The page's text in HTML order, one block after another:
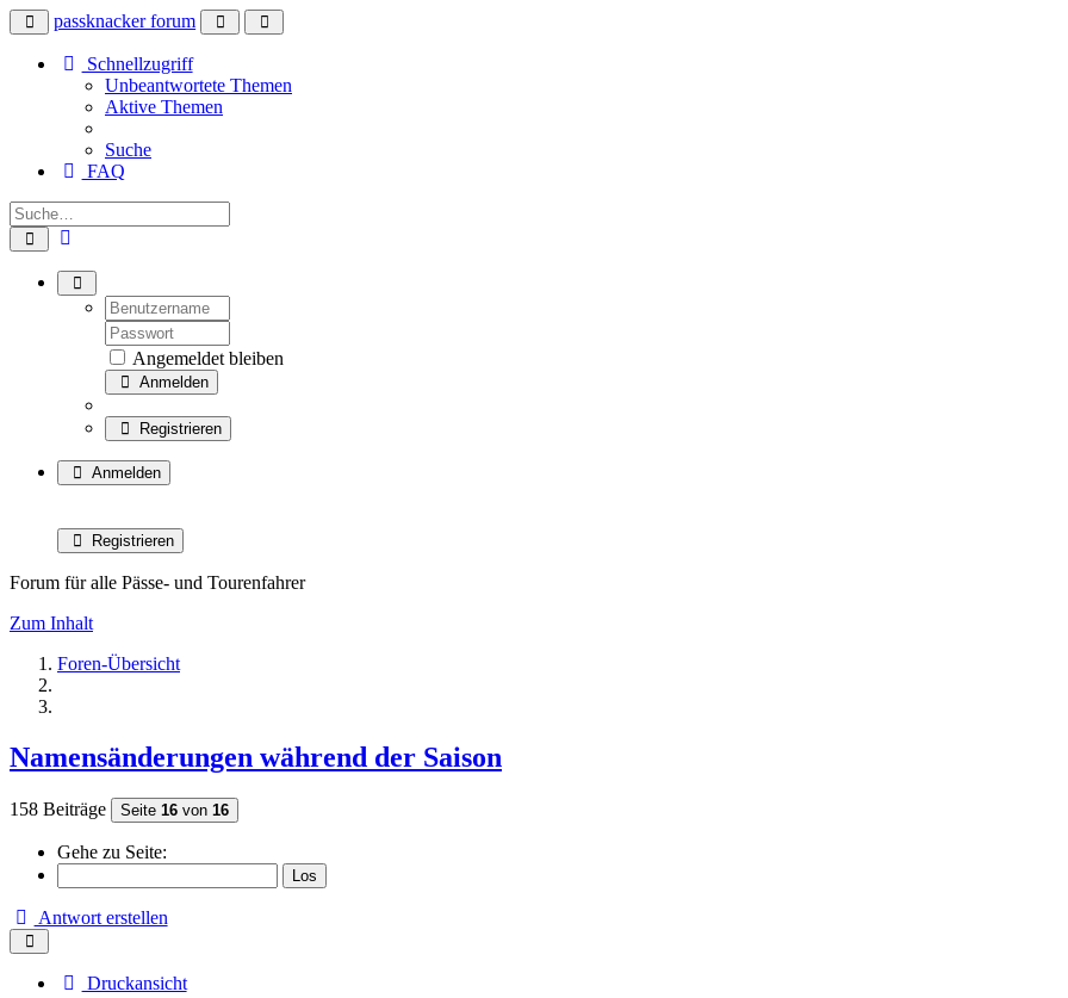
passknacker forum
Schnellzugriff
Unbeantwortete Themen
Aktive Themen
Suche
FAQ
Angemeldet bleiben
Anmelden
Registrieren
Anmelden
Registrieren
Forum für alle Pässe- und Tourenfahrer
Zum Inhalt
Foren-Übersicht
Namensänderungen während der Saison
158 Beiträge Seite 16 von 16
Gehe zu Seite:
Antwort erstellen
Druckansicht